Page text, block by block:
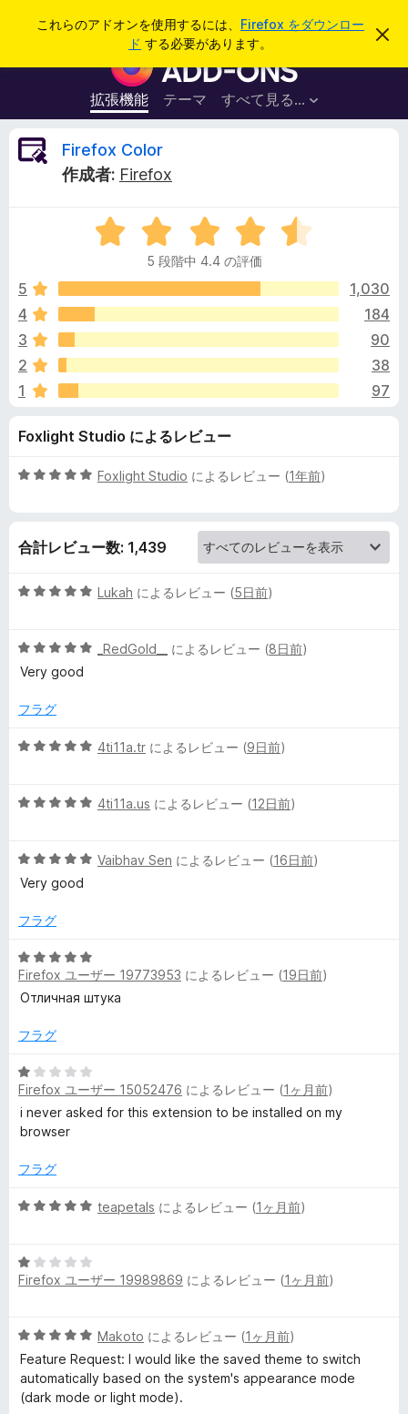
これらのアドオンを使用するには、 Firefox をダウンロー
ド する必要があります。
こ
を
F
i
r
e
ラ
ウ
ザ
ー
ド
オ
ン
拡張機能 テーマ すべて見る...
ログイン
F
e
f
o
x
C
l
o
r
の
ュ
ー
Firefox Color
作成者: Firefox
5
段
中
.
の
価
5 段階中 4.4 の評価
5
1,030
4
184
3
90
2
38
1
97
Foxlight Studio によるレビュー
5
5
評
Foxlight Studio によるレビュー (1年前)
合計レビュー数: 1,439
5
中
5
評
Lukah によるレビュー (5日前)
5
段
中
の
_RedGold__ によるレビュー (8日前)
Very good
フラグ
5
中
評
価
4ti11a.tr によるレビュー (9日前)
5
中
5
評
4ti11a.us によるレビュー (12日前)
5
段
中
の
評
価
Vaibhav Sen によるレビュー (16日前)
Very good
フラグ
5
段
階
5
評
価
Firefox ユーザー 19773953 によるレビュー (19日前)
Отличная штука
フラグ
5
段
階
中
の
価
Firefox ユーザー 15052476 によるレビュー (1ヶ月前)
i never asked for this extension to be installed on my
browser
フラグ
5
中
5
価
teapetals によるレビュー (1ヶ月前)
5
段
1
の
評
価
Firefox ユーザー 19989869 によるレビュー (1ヶ月前)
5
段
階
中
Makoto によるレビュー (1ヶ月前)
Feature Request: I would like the saved theme to switch
automatically based on the system's appearance mode
(dark mode or light mode).